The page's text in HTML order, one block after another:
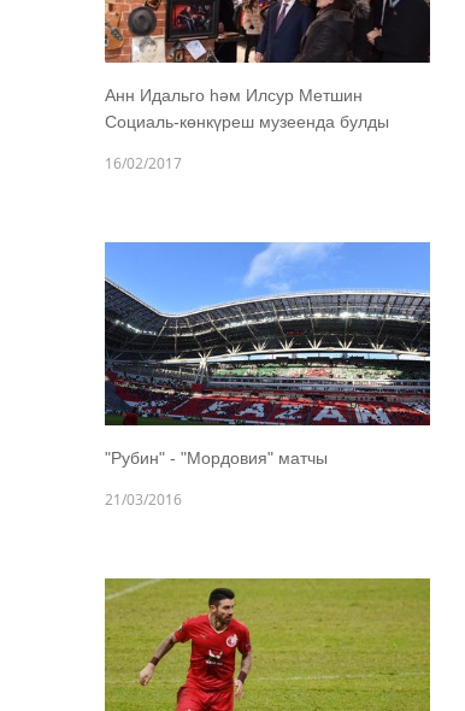
Анн Идальго һәм Илсур Метшин
Социаль-көнкүреш музеенда булды
16/02/2017
"Рубин" - "Мордовия" матчы
21/03/2016